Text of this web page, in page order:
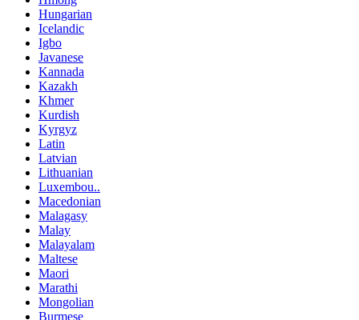
Hungarian
Icelandic
Igbo
Javanese
Kannada
Kazakh
Khmer
Kurdish
Kyrgyz
Latin
Latvian
Lithuanian
Luxembou..
Macedonian
Malagasy
Malay
Malayalam
Maltese
Maori
Marathi
Mongolian
Burmese